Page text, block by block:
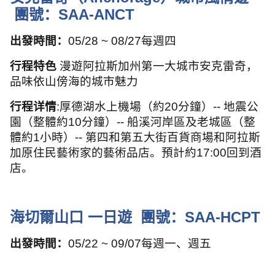
團號： SAA-ANCT
出發時間： 05/28 ~ 08/27每週四
行程特色 漫遊阿拉斯加州第一大城市安克雷奇，
品味依山傍海的城市魅力
行程详情:厚德湖水上機場（約20分鐘） -- 地震公
園（整體約10分鐘） -- 船溪河岸區及老城區（整
體約1小時） -- 第四和第五大街百貨商場和阿拉斯
加原住民藝術家的藝術品店。預計約17:00回到酒
店。
海切爾山口 一日遊 團號： SAA-HCPT
出發時間： 05/22 ~ 09/07每週一、週五